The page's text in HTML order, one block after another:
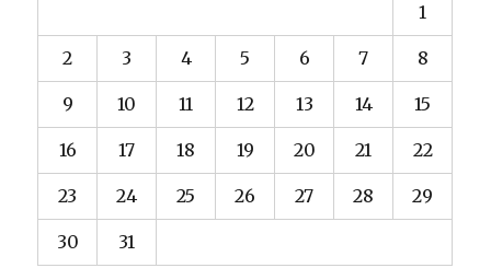
1
2 3 4 5 6 7 8
9 10 11 12 13 14 15
16 17 18 19 20 21 22
23 24 25 26 27 28 29
30
31